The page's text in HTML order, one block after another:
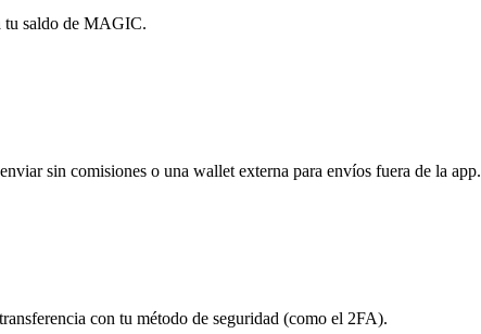
tu saldo de MAGIC.
sin comisiones o una wallet externa para envíos fuera de la app.
con tu método de seguridad (como el 2FA).